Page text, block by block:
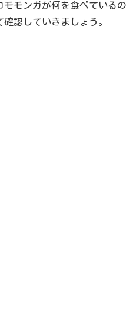
モンガが何を食べているの
認していきましょう。